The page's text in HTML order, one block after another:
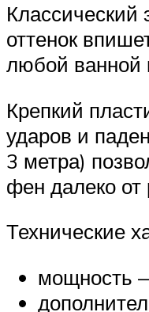
Классический
оттенок
любой ванной
Крепкий
ударов и
3 метра)
фен далеко от
Технические
мощность